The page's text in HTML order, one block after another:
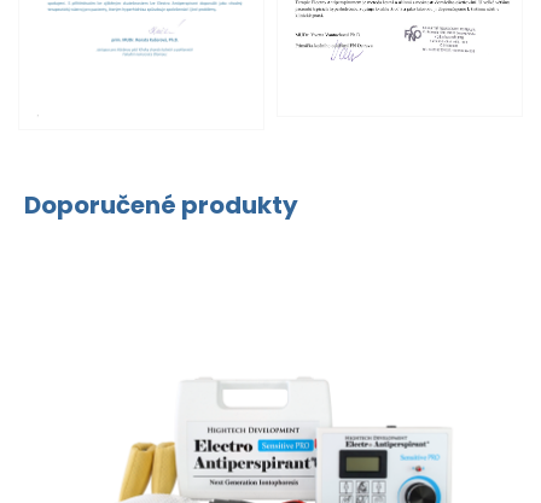
Doporučené produkty